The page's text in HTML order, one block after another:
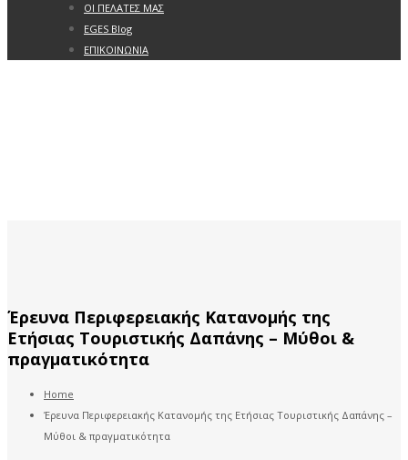
ΟΙ ΠΕΛΑΤΕΣ ΜΑΣ
EGES Blog
ΕΠΙΚΟΙΝΩΝΙΑ
Έρευνα Περιφερειακής Κατανομής της
Ετήσιας Τουριστικής Δαπάνης – Μύθοι &
πραγματικότητα
Home
Έρευνα Περιφερειακής Κατανομής της Ετήσιας Τουριστικής Δαπάνης –
Μύθοι & πραγματικότητα